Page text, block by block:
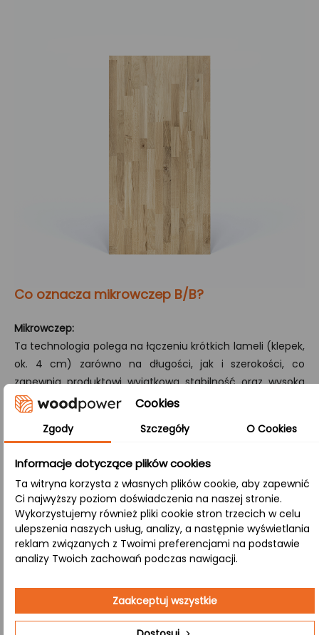
Co oznacza mikrowczep B/B?
Mikrowczep:
Ta technologia polega na łączeniu krótkich lameli (klepek,
ok. 4 cm) zarówno na długości, jak i szerokości, co
zapewnia produktowi wyjątkową stabilność oraz wysoką
odporność na pękanie.
Obie strony blatu są wykończone w sposób naturalny –
prezentują autentyczne sęki i przebarwienia, nadając
produktowi rustykalny, niepowtarzalny wygląd.
Zastosowanie:
restauracji dodaje autentycznego, rustykalnego
klimatu, który przyciąga gości swoją
niepowtarzalnością.
Cookies
Zgody Szczegóły O Cookies
Informacje dotyczące plików cookies
Ta witryna korzysta z własnych plików cookie, aby zapewnić
Ci najwyższy poziom doświadczenia na naszej stronie.
Wykorzystujemy również pliki cookie stron trzecich w celu
ulepszenia naszych usług, analizy, a następnie wyświetlania
reklam związanych z Twoimi preferencjami na podstawie
analizy Twoich zachowań podczas nawigacji.
Zaakceptuj wszystkie